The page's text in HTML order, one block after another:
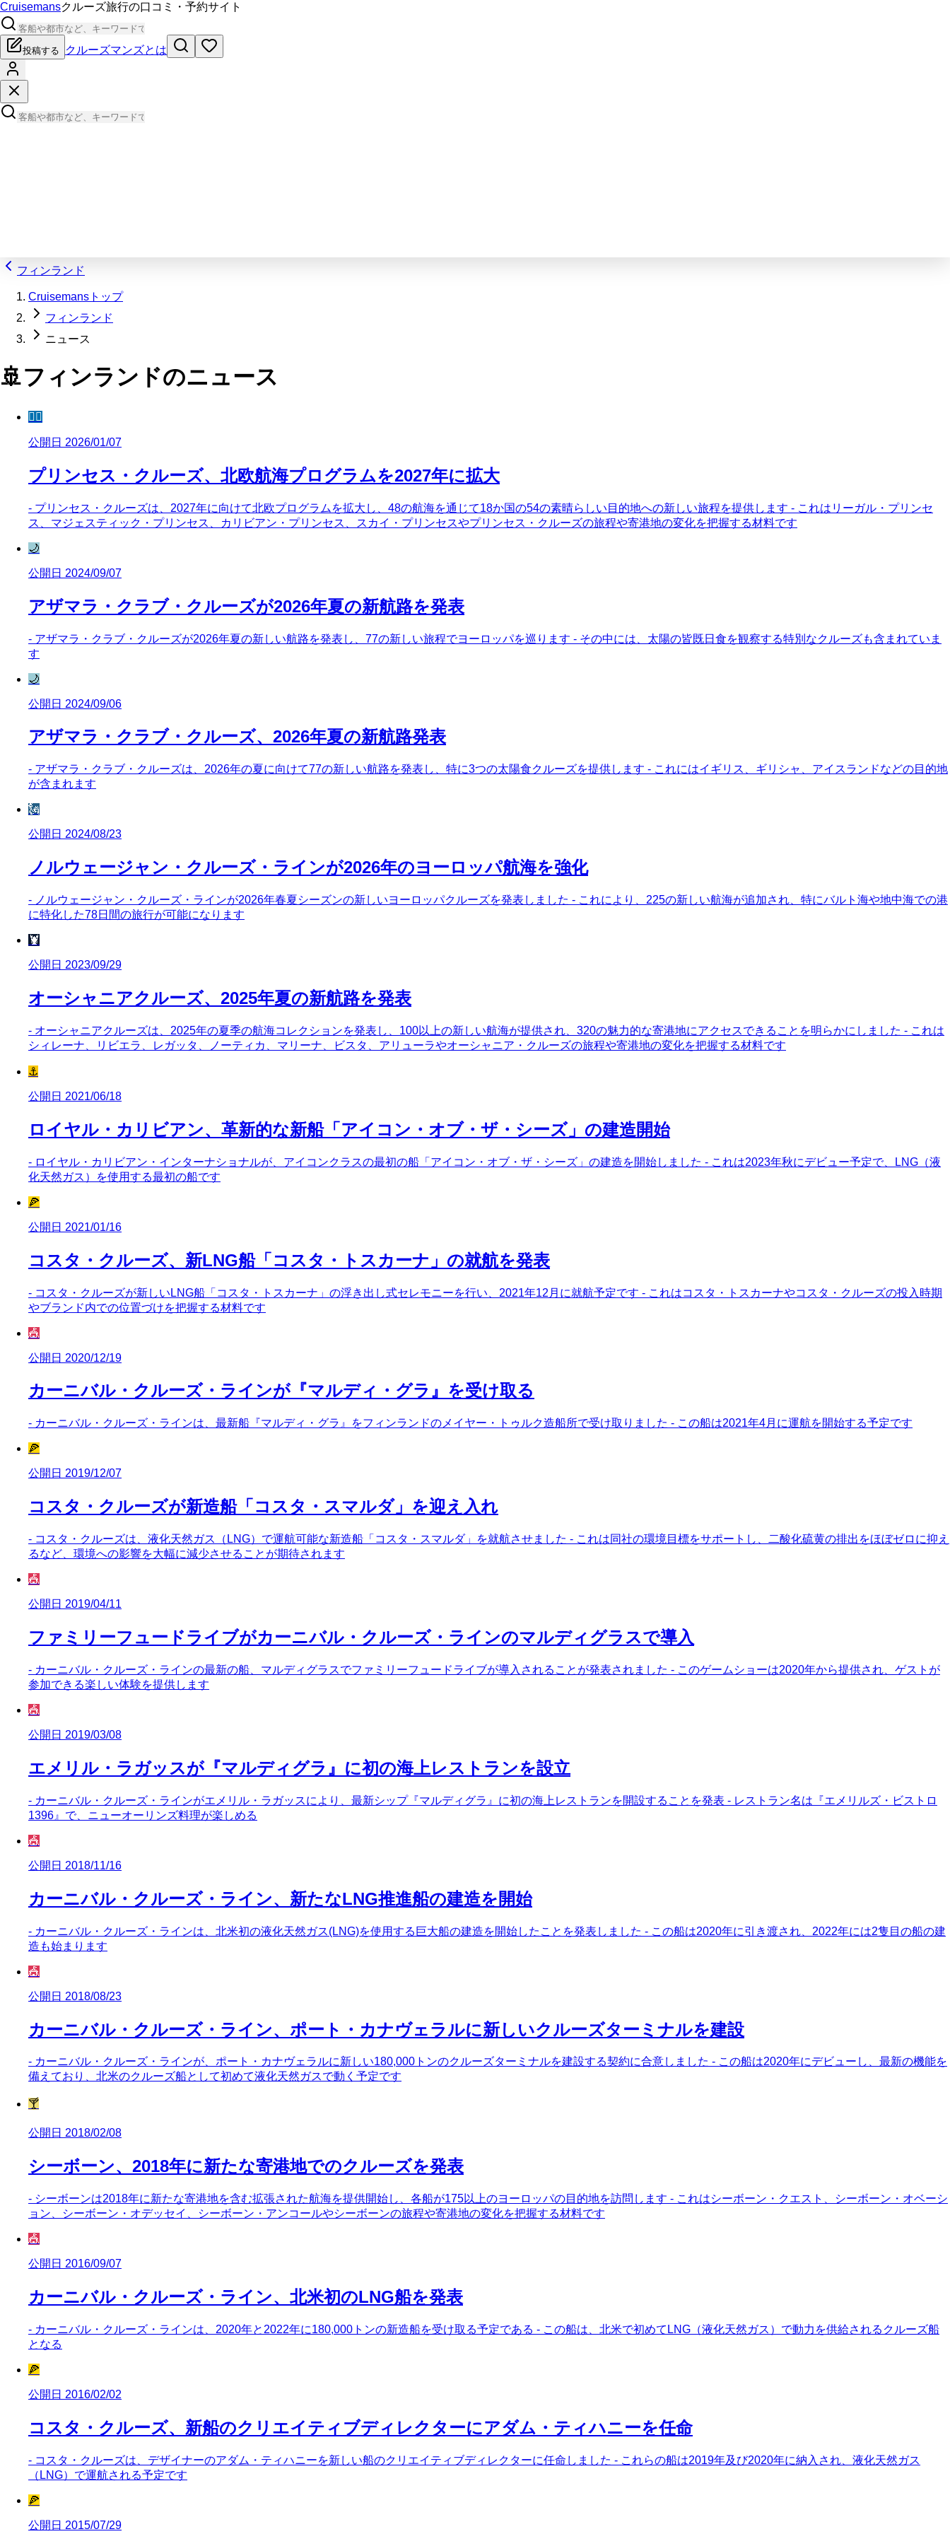
Cruisemansクルーズ旅行の口コミ・予約サイト
投稿する クルーズマンズとは
フィンランド
Cruisemansトップ
フィンランド
ニュース
🚢フィンランドのニュース
🧜‍♀️
公開日 2026/01/07
プリンセス・クルーズ、北欧航海プログラムを2027年に拡大
- プリンセス・クルーズは、2027年に向けて北欧プログラムを拡大し、48の航海を通じて18か国の54の素晴らしい目的地への新しい旅程を提供します - これはリーガル・プリンセ
ス、マジェスティック・プリンセス、カリビアン・プリンセス、スカイ・プリンセスやプリンセス・クルーズの旅程や寄港地の変化を把握する材料です
🌙
公開日 2024/09/07
アザマラ・クラブ・クルーズが2026年夏の新航路を発表
- アザマラ・クラブ・クルーズが2026年夏の新しい航路を発表し、77の新しい旅程でヨーロッパを巡ります - その中には、太陽の皆既日食を観察する特別なクルーズも含まれていま
す
🌙
公開日 2024/09/06
アザマラ・クラブ・クルーズ、2026年夏の新航路発表
- アザマラ・クラブ・クルーズは、2026年の夏に向けて77の新しい航路を発表し、特に3つの太陽食クルーズを提供します - これにはイギリス、ギリシャ、アイスランドなどの目的地
が含まれます
🗽
公開日 2024/08/23
ノルウェージャン・クルーズ・ラインが2026年のヨーロッパ航海を強化
- ノルウェージャン・クルーズ・ラインが2026年春夏シーズンの新しいヨーロッパクルーズを発表しました - これにより、225の新しい航海が追加され、特にバルト海や地中海での港
に特化した78日間の旅行が可能になります
🦞
公開日 2023/09/29
オーシャニアクルーズ、2025年夏の新航路を発表
- オーシャニアクルーズは、2025年の夏季の航海コレクションを発表し、100以上の新しい航海が提供され、320の魅力的な寄港地にアクセスできることを明らかにしました - これは
シィレーナ、リビエラ、レガッタ、ノーティカ、マリーナ、ビスタ、アリューラやオーシャニア・クルーズの旅程や寄港地の変化を把握する材料です
⚓
公開日 2021/06/18
ロイヤル・カリビアン、革新的な新船「アイコン・オブ・ザ・シーズ」の建造開始
- ロイヤル・カリビアン・インターナショナルが、アイコンクラスの最初の船「アイコン・オブ・ザ・シーズ」の建造を開始しました - これは2023年秋にデビュー予定で、LNG（液
化天然ガス）を使用する最初の船です
🍕
公開日 2021/01/16
コスタ・クルーズ、新LNG船「コスタ・トスカーナ」の就航を発表
- コスタ・クルーズが新しいLNG船「コスタ・トスカーナ」の浮き出し式セレモニーを行い、2021年12月に就航予定です - これはコスタ・トスカーナやコスタ・クルーズの投入時期
やブランド内での位置づけを把握する材料です
🎪
公開日 2020/12/19
カーニバル・クルーズ・ラインが『マルディ・グラ』を受け取る
- カーニバル・クルーズ・ラインは、最新船『マルディ・グラ』をフィンランドのメイヤー・トゥルク造船所で受け取りました - この船は2021年4月に運航を開始する予定です
🍕
公開日 2019/12/07
コスタ・クルーズが新造船「コスタ・スマルダ」を迎え入れ
- コスタ・クルーズは、液化天然ガス（LNG）で運航可能な新造船「コスタ・スマルダ」を就航させました - これは同社の環境目標をサポートし、二酸化硫黄の排出をほぼゼロに抑え
るなど、環境への影響を大幅に減少させることが期待されます
🎪
公開日 2019/04/11
ファミリーフュードライブがカーニバル・クルーズ・ラインのマルディグラスで導入
- カーニバル・クルーズ・ラインの最新の船、マルディグラスでファミリーフュードライブが導入されることが発表されました - このゲームショーは2020年から提供され、ゲストが
参加できる楽しい体験を提供します
🎪
公開日 2019/03/08
エメリル・ラガッスが『マルディグラ』に初の海上レストランを設立
- カーニバル・クルーズ・ラインがエメリル・ラガッスにより、最新シップ『マルディグラ』に初の海上レストランを開設することを発表 - レストラン名は『エメリルズ・ビストロ
1396』で、ニューオーリンズ料理が楽しめる
🎪
公開日 2018/11/16
カーニバル・クルーズ・ライン、新たなLNG推進船の建造を開始
- カーニバル・クルーズ・ラインは、北米初の液化天然ガス(LNG)を使用する巨大船の建造を開始したことを発表しました - この船は2020年に引き渡され、2022年には2隻目の船の建
造も始まります
🎪
公開日 2018/08/23
カーニバル・クルーズ・ライン、ポート・カナヴェラルに新しいクルーズターミナルを建設
- カーニバル・クルーズ・ラインが、ポート・カナヴェラルに新しい180,000トンのクルーズターミナルを建設する契約に合意しました - この船は2020年にデビューし、最新の機能を
備えており、北米のクルーズ船として初めて液化天然ガスで動く予定です
🍸
公開日 2018/02/08
シーボーン、2018年に新たな寄港地でのクルーズを発表
- シーボーンは2018年に新たな寄港地を含む拡張された航海を提供開始し、各船が175以上のヨーロッパの目的地を訪問します - これはシーボーン・クエスト、シーボーン・オベーシ
ョン、シーボーン・オデッセイ、シーボーン・アンコールやシーボーンの旅程や寄港地の変化を把握する材料です
🎪
公開日 2016/09/07
カーニバル・クルーズ・ライン、北米初のLNG船を発表
- カーニバル・クルーズ・ラインは、2020年と2022年に180,000トンの新造船を受け取る予定である - この船は、北米で初めてLNG（液化天然ガス）で動力を供給されるクルーズ船
となる
🍕
公開日 2016/02/02
コスタ・クルーズ、新船のクリエイティブディレクターにアダム・ティハニーを任命
- コスタ・クルーズは、デザイナーのアダム・ティハニーを新しい船のクリエイティブディレクターに任命しました - これらの船は2019年及び2020年に納入され、液化天然ガス
（LNG）で運航される予定です
🍕
公開日 2015/07/29